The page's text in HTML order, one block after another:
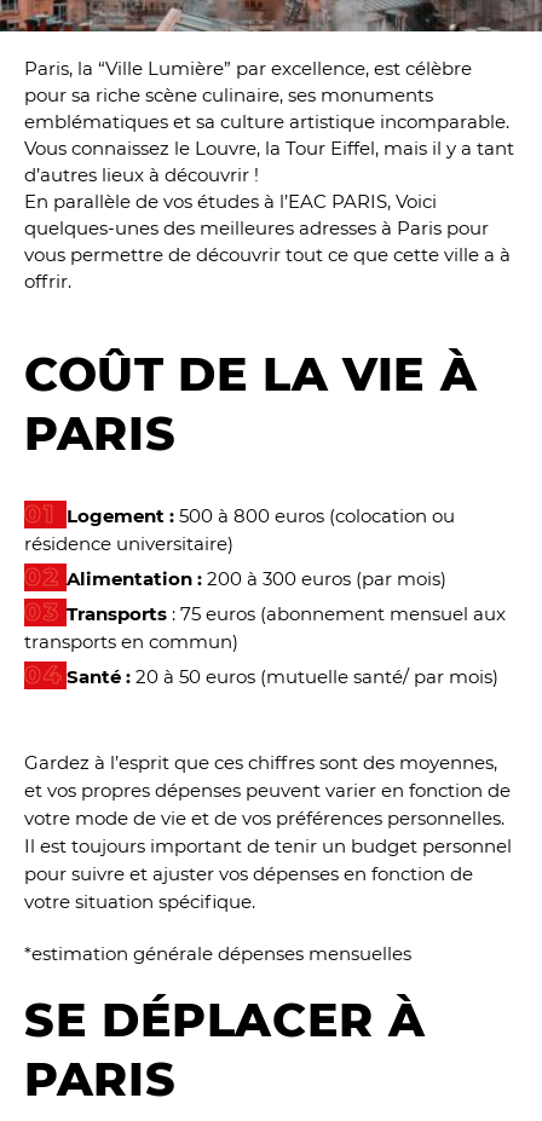
Paris, la “Ville Lumière” par excellence, est célèbre
pour sa riche scène culinaire, ses monuments
emblématiques et sa culture artistique incomparable.
Vous connaissez le Louvre, la Tour Eiffel, mais il y a tant
d’autres lieux à découvrir !
En parallèle de vos études à l’EAC PARIS, Voici
quelques-unes des meilleures adresses à Paris pour
vous permettre de découvrir tout ce que cette ville a à
offrir.
COÛT DE LA VIE À
PARIS
Logement : 500 à 800 euros (colocation ou
résidence universitaire)
Alimentation : 200 à 300 euros (par mois)
Transports : 75 euros (abonnement mensuel aux
transports en commun)
Santé : 20 à 50 euros (mutuelle santé/ par mois)
Gardez à l’esprit que ces chiffres sont des moyennes,
et vos propres dépenses peuvent varier en fonction de
votre mode de vie et de vos préférences personnelles.
Il est toujours important de tenir un budget personnel
pour suivre et ajuster vos dépenses en fonction de
votre situation spécifique.
*estimation générale dépenses mensuelles
SE DÉPLACER À
PARIS